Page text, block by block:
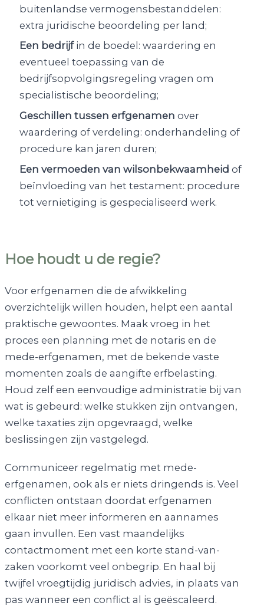
buitenlandse vermogensbestanddelen:
extra juridische beoordeling per land;
Een bedrijfin de boedel: waardering en
eventueel toepassing van de
bedrijfsopvolgingsregeling vragen om
specialistische beoordeling;
Geschillen tussen erfgenamen over
waardering of verdeling: onderhandeling of
procedure kan jaren duren;
Een vermoeden van wilsonbekwaamheid of
beïnvloeding van het testament: procedure
tot vernietiging is gespecialiseerd werk.
Hoe houdt u de regie?
Voor erfgenamen die de afwikkeling
overzichtelijk willen houden, helpt een aantal
praktische gewoontes. Maak vroeg in het
proces een planning met de notaris en de
mede-erfgenamen, met de bekende vaste
momenten zoals de aangifte erfbelasting.
Houd zelf een eenvoudige administratie bij van
wat is gebeurd: welke stukken zijn ontvangen,
welke taxaties zijn opgevraagd, welke
beslissingen zijn vastgelegd.
Communiceer regelmatig met mede-
erfgenamen, ook als er niets dringends is. Veel
conflicten ontstaan doordat erfgenamen
elkaar niet meer informeren en aannames
gaan invullen. Een vast maandelijks
contactmoment met een korte stand-van-
zaken voorkomt veel onbegrip. En haal bij
twijfel vroegtijdig juridisch advies, in plaats van
pas wanneer een conflict al is geëscaleerd.